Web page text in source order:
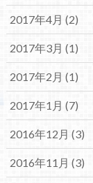
2017年4月 (2)
2017年3月 (1)
2017年2月 (1)
2017年1月 (7)
2016年12月 (3)
2016年11月 (3)